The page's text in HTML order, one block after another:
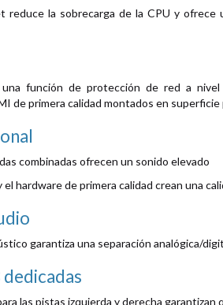
reduce la sobrecarga de la CPU y
una función de protección de red a
de primera calidad montados en
combinadas ofrecen un sonido elevado
hardware de primera calidad crean una
garantiza una separación analógica/
dedicadas
las pistas izquierda y derecha